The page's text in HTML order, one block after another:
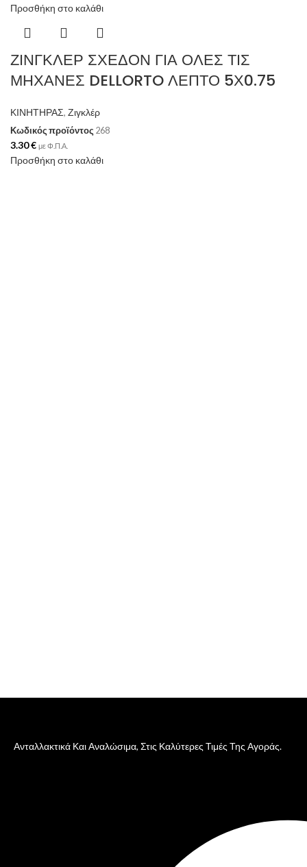
Προσθήκη στο καλάθι
ΖΙΝΓΚΛΕΡ ΣΧΕΔΟΝ ΓΙΑ ΟΛΕΣ ΤΙΣ
ΜΗΧΑΝΕΣ DELLORTO ΛΕΠΤΟ 5Χ0.75
ΚΙΝΗΤΗΡΑΣ, Ζιγκλέρ
Κωδικός προϊόντος 268
3.30€ με Φ.Π.Α.
Προσθήκη στο καλάθι
Ανταλλακτικά Και Αναλώσιμα, Στις Καλύτερες Τιμές Της Αγοράς.